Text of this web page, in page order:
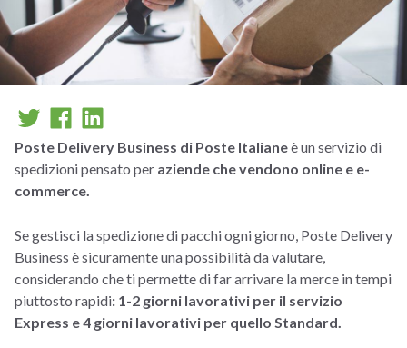
Poste Delivery Business di Poste Italianeè un servizio di
spedizioni pensato per aziende che vendono online e e-
commerce.
Se gestisci la spedizione di pacchi ogni giorno, Poste Delivery
Business è sicuramente una possibilità da valutare,
considerando che ti permette di far arrivare la merce in tempi
piuttosto rapidi: 1-2 giorni lavorativi per il servizio
Express e 4 giorni lavorativi per quello Standard.